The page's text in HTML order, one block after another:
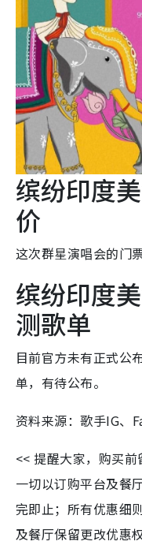
缤纷印度
价
这次群星演唱会的门
缤纷印度
测歌单
目前官方未有正式公
单，有待公布。
资料来源：歌手IG、
<< 提醒大家，购买前
一切以订购平台及餐
完即止；所有优惠细
及餐厅保留更改优惠